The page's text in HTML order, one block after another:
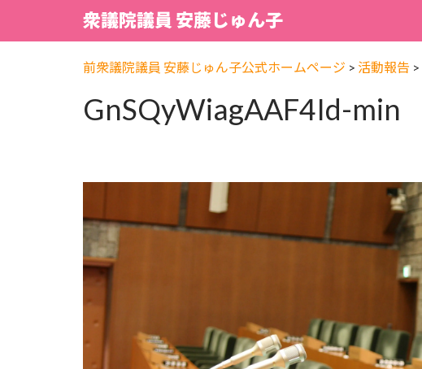
衆議院議員 安藤じゅん子
前衆議院議員 安藤じゅん子公式ホームページ > 活動報告 >
GnSQyWiagAAF4Id-min